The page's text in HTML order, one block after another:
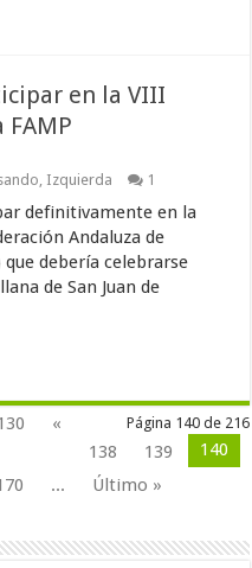
en la VIII
, Izquierda 1
definitivamente en la
Andaluza de
debería celebrarse
de San Juan de
Página 140 de 216
«
138
139
140
... Último »